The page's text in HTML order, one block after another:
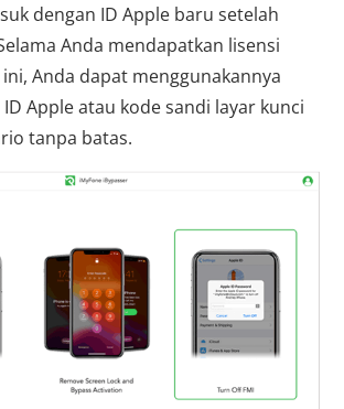
dengan ID Apple baru setelah
Anda mendapatkan lisensi
Anda dapat menggunakannya
Apple atau kode sandi layar kunci
tanpa batas.